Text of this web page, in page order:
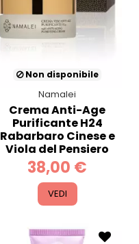
Non disponibile
Namalei
Crema Anti-Age
Purificante H24
Rabarbaro Cinese e
Viola del Pensiero
38,00 €
VEDI